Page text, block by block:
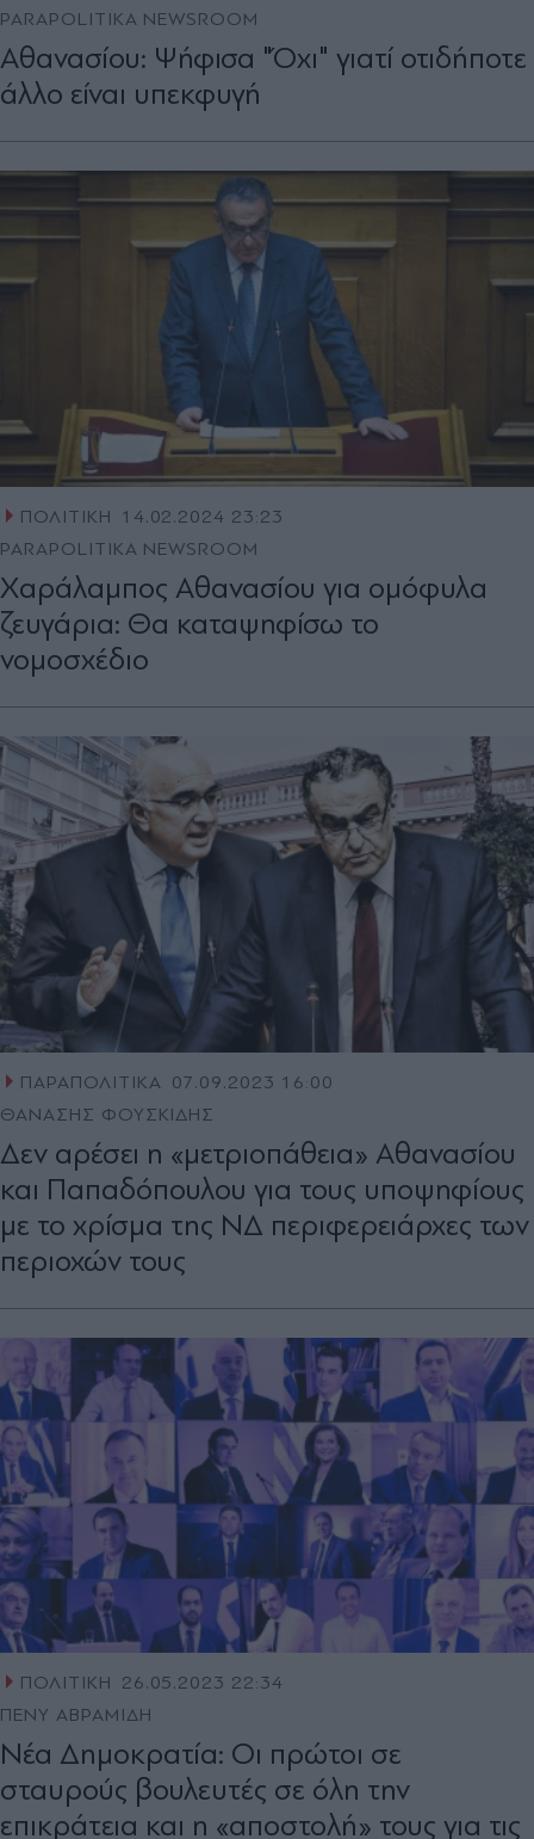
PARAPOLITIKA NEWSROOM
Αθανασίου: Ψήφισα "Όχι" γιατί οτιδήποτε
άλλο είναι υπεκφυγή
ΠΟΛΙΤΙΚΗ
14.02.2024 23:23
PARAPOLITIKA NEWSROOM
Χαράλαμπος Αθανασίου για ομόφυλα
ζευγάρια: Θα καταψηφίσω το
νομοσχέδιο
ΠΑΡΑΠΟΛΙΤΙΚΑ 07.09.2023 16:00
ΘΑΝΑΣΗΣ ΦΟΥΣΚΙΔΗΣ
Δεν αρέσει η «μετριοπάθεια» Αθανασίου
και Παπαδόπουλου για τους υποψηφίους
με το χρίσμα της ΝΔ περιφερειάρχες των
περιοχών τους
ΠΟΛΙΤΙΚΗ
26.05.2023 22:34
ΠΕΝΥ ΑΒΡΑΜΙΔΗ
Νέα Δημοκρατία: Οι πρώτοι σε
σταυρούς βουλευτές σε όλη την
επικράτεια και η «αποστολή» τους για τις